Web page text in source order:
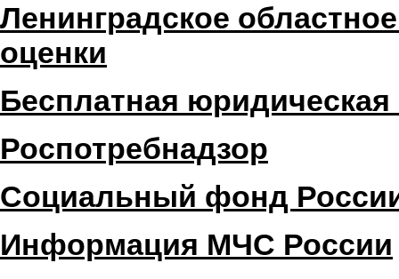
Ленинградское
оценки
Бесплатная
Роспотребнадзор
Социальный фонд
Информация МЧС России